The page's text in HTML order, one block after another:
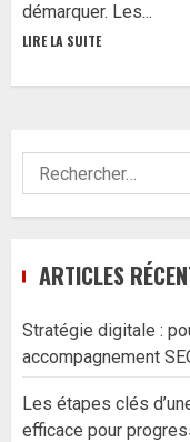
démarquer. Les...
LIRE LA SUITE
Rechercher :
ARTICLES
Stratégie digitale :
accompagnement
Les étapes clés
efficace pour